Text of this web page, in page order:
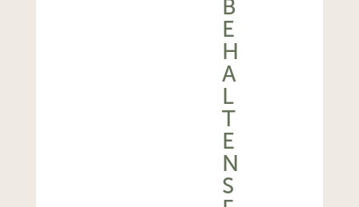
B
E
H
A
L
T
E
N
S